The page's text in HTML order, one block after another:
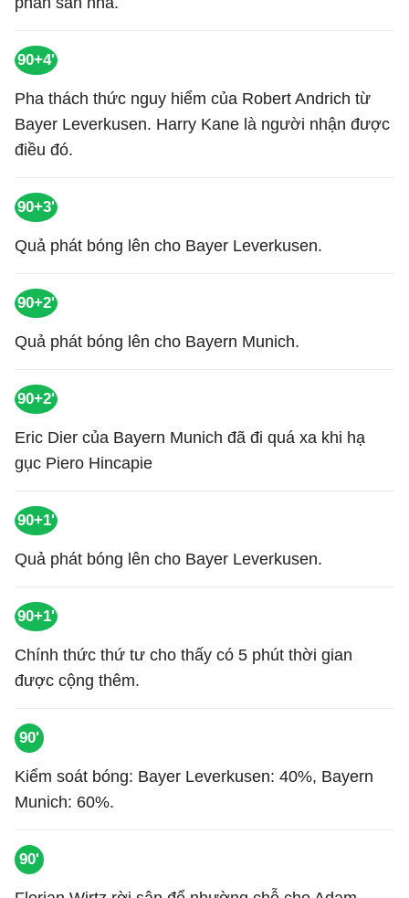
90+4'
Pha thách thức nguy hiểm của Robert Andrich từ
Bayer Leverkusen. Harry Kane là người nhận được
điều đó.
90+3'
Quả phát bóng lên cho Bayer Leverkusen.
90+2'
Quả phát bóng lên cho Bayern Munich.
90+2'
Eric Dier của Bayern Munich đã đi quá xa khi hạ
gục Piero Hincapie
90+1'
Quả phát bóng lên cho Bayer Leverkusen.
90+1'
Chính thức thứ tư cho thấy có 5 phút thời gian
được cộng thêm.
90'
Kiểm soát bóng: Bayer Leverkusen: 40%, Bayern
Munich: 60%.
90'